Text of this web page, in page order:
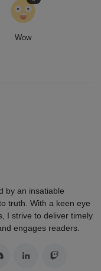
Wow
by an insatiable
truth. With a keen eye
I strive to deliver timely
engages readers.